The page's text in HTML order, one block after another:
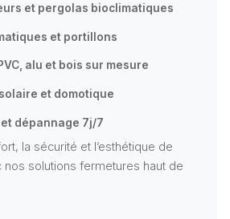
et pergolas bioclimatiques
et portillons
alu et bois sur mesure
et domotique
dépannage 7j/7
la sécurité et l’esthétique de
nos solutions fermetures haut de